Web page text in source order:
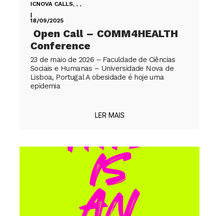
ICNOVA CALLS, , ,
|
18/09/2025
Open Call – COMM4HEALTH
Conference
23 de maio de 2026 – Faculdade de Ciências
Sociais e Humanas – Universidade Nova de
Lisboa, Portugal A obesidade é hoje uma
epidemia
LER MAIS